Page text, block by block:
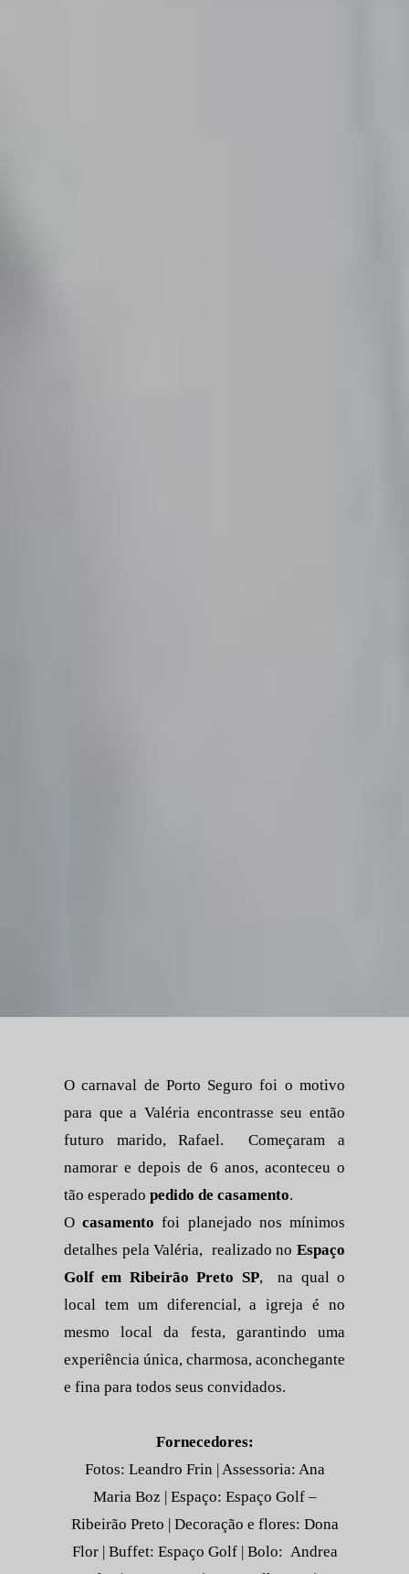
O carnaval de Porto Seguro foi o motivo
para que a Valéria encontrasse seu então
futuro marido, Rafael. Começaram a
namorar e depois de 6 anos, aconteceu o
tão esperado pedido de casamento.
Ocasamento foi planejado nos mínimos
detalhes pela Valéria, realizado no Espaço
Golf em Ribeirão Preto SP, na qual o
local tem um diferencial, a igreja é no
mesmo local da festa, garantindo uma
experiência única, charmosa, aconchegante
e fina para todos seus convidados.
Fornecedores:
Fotos: Leandro Frin | Assessoria: Ana
Maria Boz | Espaço: Espaço Golf –
Ribeirão Preto | Decoração e flores: Dona
Flor | Buffet: Espaço Golf | Bolo: Andrea